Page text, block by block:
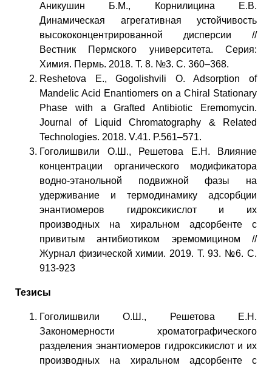
Аникушин Б.М., Корнилицина Е.В.
Динамическая агрегативная устойчивость
высококонцентрированной дисперсии //
Вестник Пермского университета. Серия:
Химия. Пермь. 2018. Т. 8. №3. C. 360–368.
Reshetova E., Gogolishvili O. Adsorption of
Mandelic Acid Enantiomers on a Chiral Stationary
Phase with a Grafted Antibiotic Eremomycin.
Journal of Liquid Chromatography & Related
Technologies. 2018. V.41. P.561–571.
Гоголишвили О.Ш., Решетова Е.Н. Влияние
концентрации органического модификатора
водно-этанольной подвижной фазы на
удерживание и термодинамику адсорбции
энантиомеров гидроксикислот и их
производных на хиральном адсорбенте с
привитым антибиотиком эремомицином //
Журнал физической химии. 2019. Т. 93. №6. С.
913-923
Тезисы
Гоголишвили О.Ш., Решетова Е.Н.
Закономерности хроматографического
разделения энантиомеров гидроксикислот и их
производных на хиральном адсорбенте с